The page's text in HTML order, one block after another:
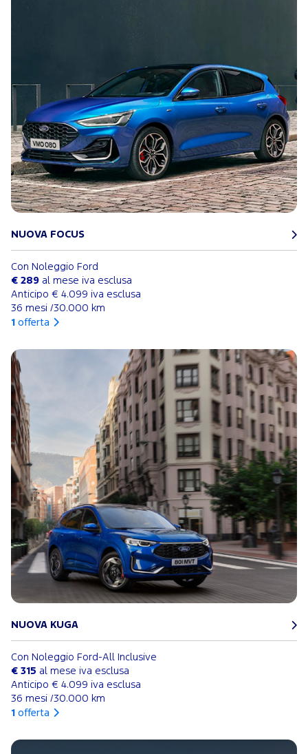
NUOVA FOCUS
Con Noleggio Ford
€ 289 al mese iva esclusa
Anticipo € 4.099 iva esclusa
36 mesi /30.000 km
1 offerta
NUOVA KUGA
Con Noleggio Ford-All Inclusive
€ 315 al mese iva esclusa
Anticipo € 4.099 iva esclusa
36 mesi /30.000 km
1 offerta